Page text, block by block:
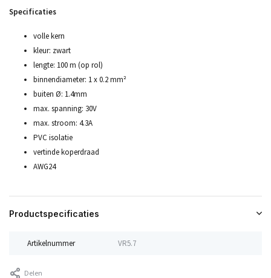
Specificaties
volle kern
kleur: zwart
lengte: 100 m (op rol)
binnendiameter: 1 x 0.2 mm²
buiten Ø: 1.4mm
max. spanning: 30V
max. stroom: 4.3A
PVC isolatie
vertinde koperdraad
AWG24
Productspecificaties
Artikelnummer VR5.7
Delen